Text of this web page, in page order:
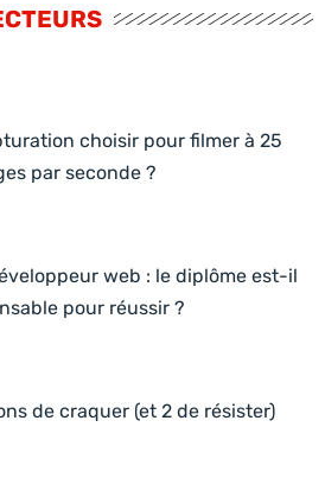
choisir pour filmer à 25
par seconde ?
web : le diplôme est-il
pour réussir ?
de craquer (et 2 de résister)